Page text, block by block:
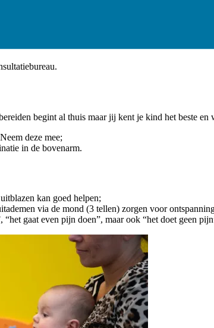
begint al thuis maar jij kent je kind het beste en
deze mee;
in de bovenarm.
kan goed helpen;
via de mond (3 tellen) zorgen voor
gaat even pijn doen”, maar ook “het doet geen